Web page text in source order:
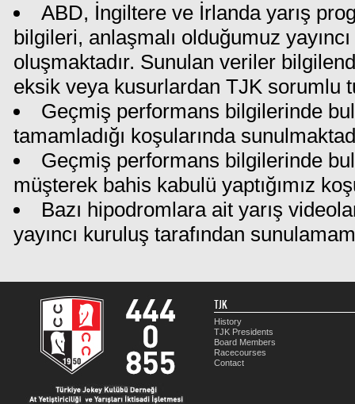
ABD, İngiltere ve İrlanda yarış
bilgileri, anlaşmalı olduğumuz
oluşmaktadır. Sunulan veriler
eksik veya kusurlardan TJK sorumlu
Geçmiş performans bilgilerinde
tamamladığı koşularında
Geçmiş performans bilgilerinde
müşterek bahis kabulü yaptığımız
Bazı hipodromlara ait yarış
yayıncı kuruluş tarafından
TJK
History
TJK Presidents
Board Members
Racecourses
Contact